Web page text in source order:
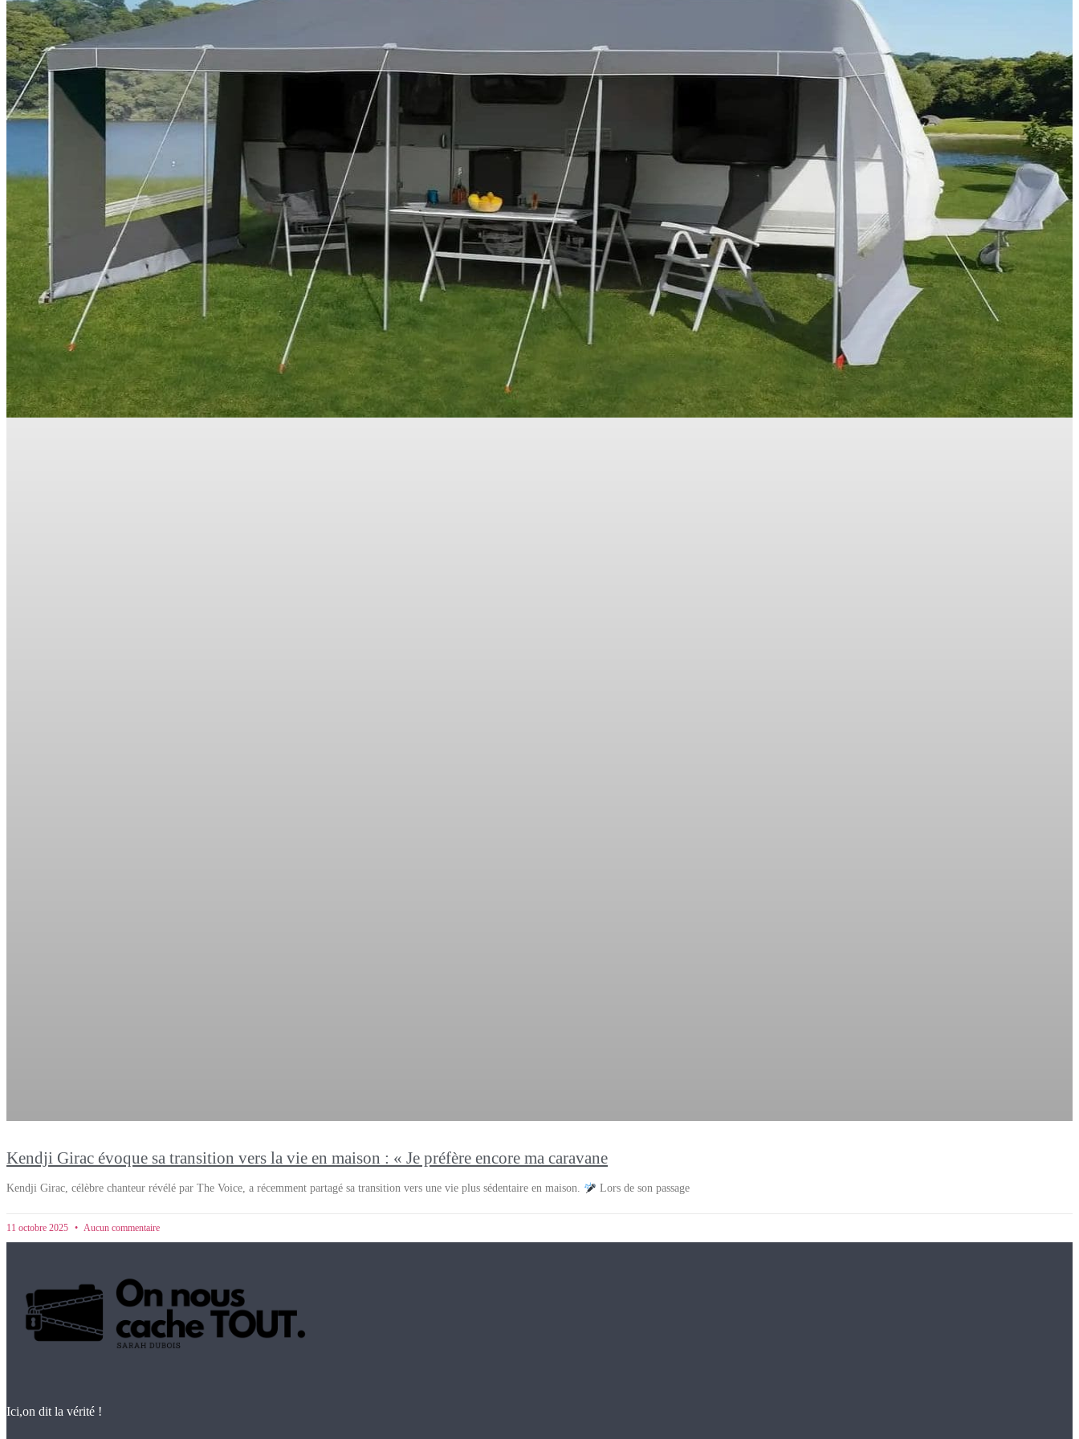
Kendji Girac évoque sa transition vers la vie en maison : « Je préfère encore ma caravane
Kendji Girac, célèbre chanteur révélé par The Voice, a récemment partagé sa transition vers une vie plus sédentaire en maison. Lors de son passage
11 octobre 2025 Aucun commentaire
Ici,on dit la vérité !